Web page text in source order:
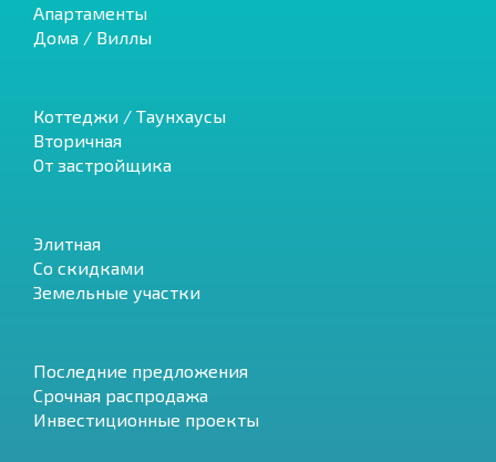
Апартаменты
Дома / Виллы
Коттеджи / Таунхаусы
Вторичная
От застройщика
Элитная
Со скидками
Земельные участки
Последние предложения
Срочная распродажа
Инвестиционные проекты